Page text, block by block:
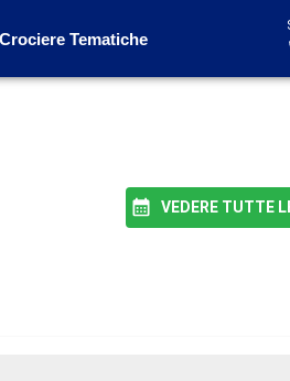
Crociere Tematiche
VEDERE TUTTE